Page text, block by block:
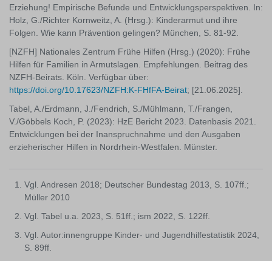
Erziehung! Empirische Befunde und Entwicklungsperspektiven. In:
Holz, G./Richter Kornweitz, A. (Hrsg.): Kinderarmut und ihre
Folgen. Wie kann Prävention gelingen? München, S. 81-92.
[NZFH] Nationales Zentrum Frühe Hilfen (Hrsg.) (2020): Frühe
Hilfen für Familien in Armutslagen. Empfehlungen. Beitrag des
NZFH-Beirats. Köln. Verfügbar über:
https://doi.org/10.17623/NZFH:K-FHfFA-Beirat; [21.06.2025].
Tabel, A./Erdmann, J./Fendrich, S./Mühlmann, T./Frangen,
V./Göbbels Koch, P. (2023): HzE Bericht 2023. Datenbasis 2021.
Entwicklungen bei der Inanspruchnahme und den Ausgaben
erzieherischer Hilfen in Nordrhein-Westfalen. Münster.
Vgl. Andresen 2018; Deutscher Bundestag 2013, S. 107ff.;
Müller 2010
Vgl. Tabel u.a. 2023, S. 51ff.; ism 2022, S. 122ff.
Vgl. Autor:innengruppe Kinder- und Jugendhilfestatistik 2024,
S. 89ff.